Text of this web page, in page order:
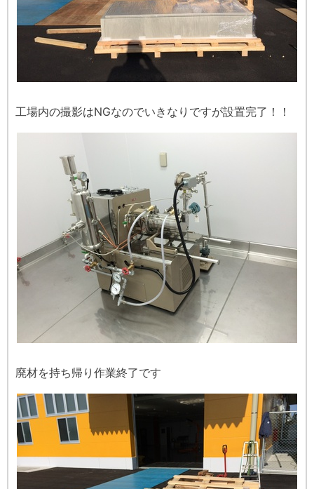
工場内の撮影はNGなのでいきなりですが設置完了！！
廃材を持ち帰り作業終了です